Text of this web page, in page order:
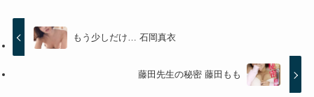
もう少しだけ… 石岡真衣
藤田先生の秘密 藤田もも